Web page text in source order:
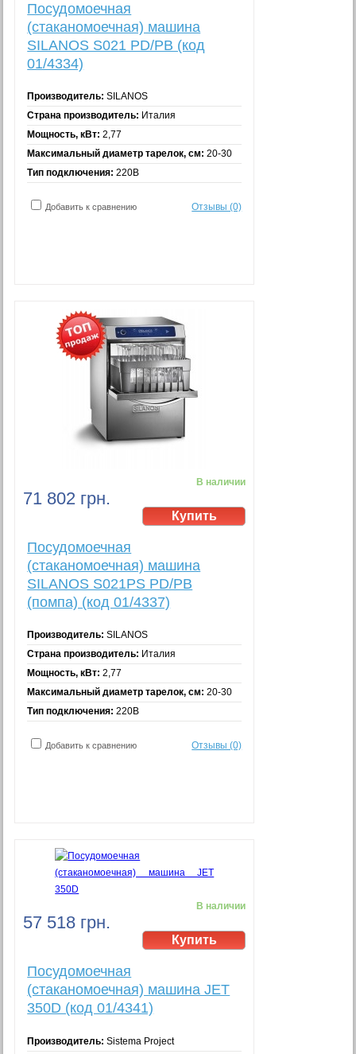
Посудомоечная
(стаканомоечная) машина
SILANOS S021 PD/PB (код
01/4334)
Производитель: SILANOS
Страна производитель: Италия
Мощность, кВт: 2,77
Максимальный диаметр тарелок, см: 20-30
Тип подключения: 220В
Добавить к сравнению Отзывы (0)
71 802 грн.
В наличии
Посудомоечная
(стаканомоечная) машина
SILANOS S021PS PD/PB
(помпа) (код 01/4337)
Производитель: SILANOS
Страна производитель: Италия
Мощность, кВт: 2,77
Максимальный диаметр тарелок, см: 20-30
Тип подключения: 220В
Добавить к сравнению Отзывы (0)
57 518 грн.
В наличии
Посудомоечная
(стаканомоечная) машина JEТ
350D (код 01/4341)
Производитель: Sistema Project